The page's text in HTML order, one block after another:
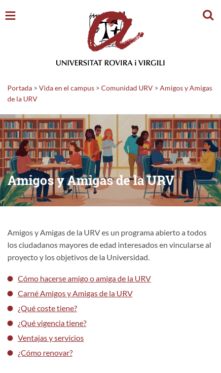
Portada > Vida en el campus > Comunidad URV > Amigos y Amigas
de la URV
Amigos y Amigas de la URV
Amigos y Amigas de la URV es un programa abierto a todos
los ciudadanos mayores de edad interesados ​​en vincularse al
proyecto y los objetivos de la Universidad.
Cómohacerse amigo o amiga de la URV
Carné Amigos y Amigas de la URV
¿Qué coste tiene?
¿Qué vigencia tiene?
Ventajas y servicios
¿Cómo renovar?